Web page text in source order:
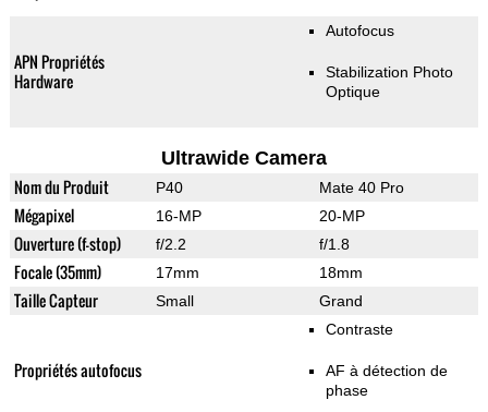
APN Propriétés
Hardware
Autofocus
Stabilization Photo
Optique
Ultrawide Camera
Nom du Produit P40 Mate 40 Pro
Mégapixel 16-MP 20-MP
Ouverture (f-stop) f/2.2 f/1.8
Focale (35mm) 17mm 18mm
Taille Capteur Small Grand
Propriétés autofocus
Contraste
AF à détection de
phase